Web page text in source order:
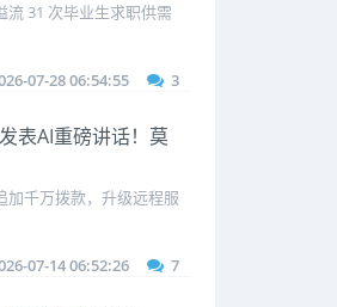
31 次毕业生求职供需
07-28 06:54:55 3
表AI重磅讲话！莫
加千万拨款，升级远程服
07-14 06:52:26 7